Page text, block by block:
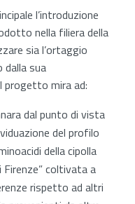
l’introduzione
nella filiera della
sia l’ortaggio
dalla sua
progetto mira ad:
dal punto di vista
del profilo
della cipolla
Firenze” coltivata a
rispetto ad altri